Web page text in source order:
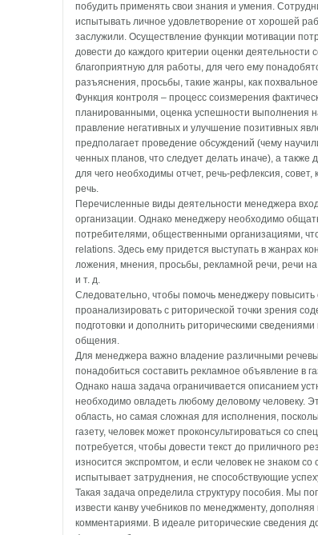
побудить применять свои знания и умения.
испытывать личное удовлетворение от хорошей
заслужили. Осуществление функции мотивации
довести до каждого критерии оценки деятельности
благоприятную для работы, для чего ему
разъяснения, просьбы, такие жанры, как
Функция контроля – процесс соизмерения
планированными, оценка успешности выполнения
правление негативных и улучшение позитивных
предполагает проведение обсуждений (чему
ченных планов, что следует делать иначе), а
для чего необходимы отчет, речь-рефлексия, совет,
речь.
Перечисленные виды деятельности менеджера
организации. Однако менеджеру необходимо
потребителями, общественными организациями,
relations. Здесь ему придется выступать в жанрах
ложения, мнения, просьбы, рекламной речи, речи
и т. д.
Следовательно, чтобы помочь менеджеру
проанализировать с риторической точки зрения
подготовки и дополнить риторическими
общения.
Для менеджера важно владение различными
понадобиться составить рекламное объявление в
Однако наша задача ограничивается описанием
необходимо овладеть любому деловому человеку.
область, но самая сложная для исполнения,
газету, человек может проконсультироваться со
потребуется, чтобы довести текст до приличного
износится экспромтом, и если человек не знаком
испытывает затруднения, не способствующие
Такая задача определила структуру пособия. Мы
извести канву учебников по менеджменту,
комментариями. В идеале риторические сведения